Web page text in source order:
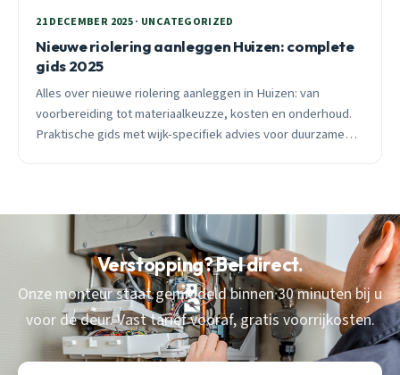
21 DECEMBER 2025 · UNCATEGORIZED
Nieuwe riolering aanleggen Huizen: complete
gids 2025
Alles over nieuwe riolering aanleggen in Huizen: van
voorbereiding tot materiaalkeuzze, kosten en onderhoud.
Praktische gids met wijk-specifiek advies voor duurzame
Verstopping? Bel direct.
Onze monteur staat gemiddeld binnen 30 minuten bij u
voor de deur. Vast tarief vooraf, gratis voorrijkosten.